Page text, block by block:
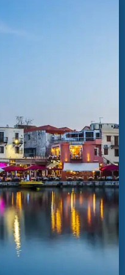
d’adrénaline
héberge
de la mer, dans
d’Europe.